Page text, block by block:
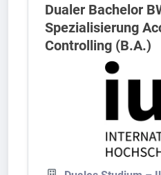
Dualer Bachelor
Spezialisierung
Controlling (B.A.)